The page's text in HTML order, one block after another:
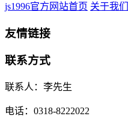
js1996官方网站首页 关于我们
友情链接
联系方式
联系人：李先生
电话：0318-8222022